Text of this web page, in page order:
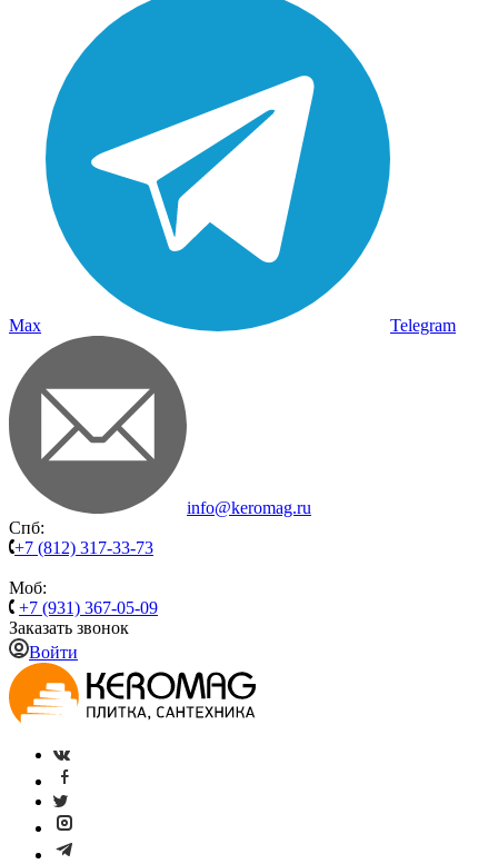
Max Telegram
info@keromag.ru
Спб:
+7 (812) 317-33-73
Моб:
+7 (931) 367-05-09
Заказать звонок
Войти